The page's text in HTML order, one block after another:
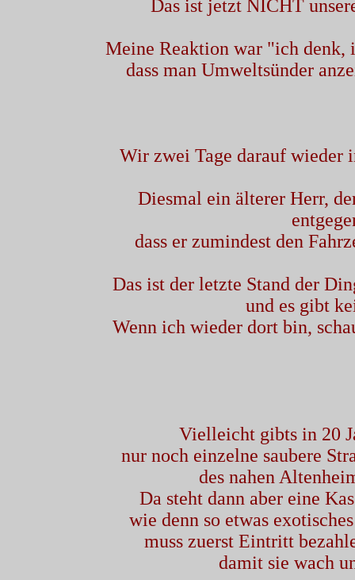
Das ist jetzt NICHT
Meine Reaktion war "ich denk,
dass man Umweltsünder
Wir zwei Tage darauf wieder
Diesmal ein älterer Herr,
dass er zumindest den
Das ist der letzte Stand der
und es gibt
Wenn ich wieder dort bin,
Vielleicht gibts in 20
nur noch einzelne saubere
des nahen
Da steht dann aber eine
wie denn so etwas
muss zuerst Eintritt
damit sie wach